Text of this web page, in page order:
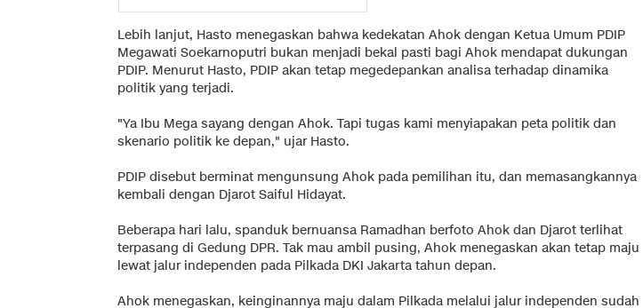
Lebih lanjut, Hasto menegaskan bahwa kedekatan Ahok dengan Ketua Umum PDIP
Megawati Soekarnoputri bukan menjadi bekal pasti bagi Ahok mendapat dukungan
PDIP. Menurut Hasto, PDIP akan tetap megedepankan analisa terhadap dinamika
politik yang terjadi.
"Ya Ibu Mega sayang dengan Ahok. Tapi tugas kami menyiapakan peta politik dan
skenario politik ke depan," ujar Hasto.
PDIP disebut berminat mengunsung Ahok pada pemilihan itu, dan memasangkannya
kembali dengan Djarot Saiful Hidayat.
Beberapa hari lalu, spanduk bernuansa Ramadhan berfoto Ahok dan Djarot terlihat
terpasang di Gedung DPR. Tak mau ambil pusing, Ahok menegaskan akan tetap maju
lewat jalur independen pada Pilkada DKI Jakarta tahun depan.
Ahok menegaskan, keinginannya maju dalam Pilkada melalui jalur independen sudah